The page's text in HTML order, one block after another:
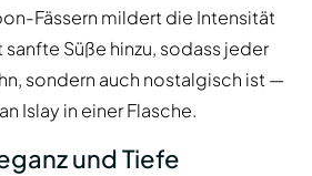
Fässern mildert die Intensität
Süße hinzu, sodass jeder
sondern auch nostalgisch ist —
Islay in einer Flasche.
und Tiefe